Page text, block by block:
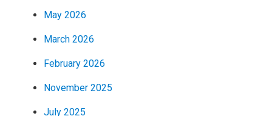
May 2026
March 2026
February 2026
November 2025
July 2025